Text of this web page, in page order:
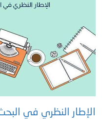
الإطار النظري في